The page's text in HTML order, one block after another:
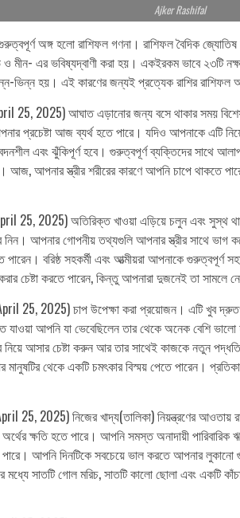
Ajker Rashifal
অঙ্গ হলো রাশিফল গণনা। রাশিফল বৈদিক জ্যোতিষ
মীন- এর ভবিষ্যদ্বাণী করা হয়। একইরকম ভাবে ২৩টি
ভিন্ন হয়। এই কারণের জন্যই প্রত্যেক রাশির রাশিফল
2025) আঘাত এড়ানোর জন্য বসে থাকার সময়
প্রচেষ্টা আজ ব্যর্থ হতে পারে। যদিও আপনাকে এটি
এবং ঝুঁকিপূর্ণ হবে। গুরুত্বপূর্ণ ব্যক্তিদের সাথে
আপনার স্ত্রীর শরীরের কারণে আপনি চাপে থাকতে
2025) অতিরিক্ত খাওয়া এড়িয়ে চলুন এবং সুস্থ
আপনার গোপনীয় তথ্যগুলি আপনার স্ত্রীর সাথে
বরিষ্ঠ সহকর্মী এবং আত্মীয়রা আপনাকে
চেষ্টা করতে পারেন, কিন্তু আপনারা দুজনেই তা
2025) চাপ উপেক্ষা করা প্রয়োজন। এটি খুব
যাওয়া আপনি যা ভেবেছিলেন তার থেকে অনেক
আসার চেষ্টা করুন আর তার সাথেই কাজকে নতুন
থেকে একটি চমৎকার বিস্ময় পেতে পারেন।
2025) নিজের খাদ্য(তালিকা) নিয়ন্ত্রণের আওতায়
ক্ষতি হতে পারে। আপনি সমস্ত অনাদায়ী
আপনি দিনটিকে সবচেয়ে ভাল করতে আপনার
সাতটি গোল মরিচ, সাতটি কালো ছোলা এবং একটি